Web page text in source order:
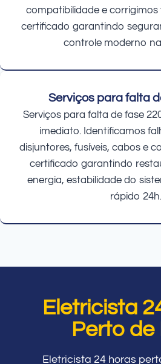
compatibilidade e corrigimos
certificado garantindo
controle moderno
Serviços para falta
Serviços para falta de fase
imediato. Identificamos
disjuntores, fusíveis, cabos e
certificado garantindo
energia, estabilidade do
rápido 24h.
Eletricista
Perto de
Eletricista 24 horas